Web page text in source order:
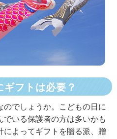
ギフトは必要？
のでしょうか。こどもの日に
いる保護者の方は多いかも
によってギフトを贈る派、贈